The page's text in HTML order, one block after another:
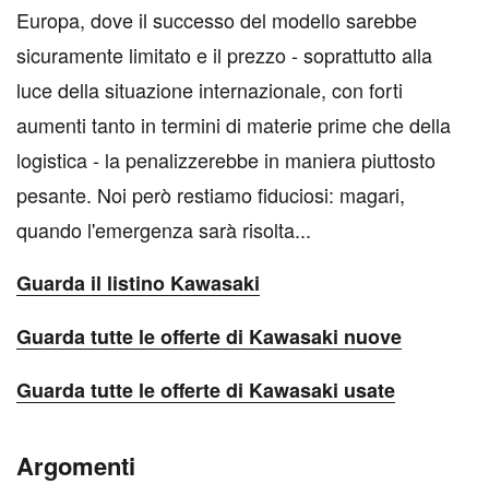
Europa, dove il successo del modello sarebbe
sicuramente limitato e il prezzo - soprattutto alla
luce della situazione internazionale, con forti
aumenti tanto in termini di materie prime che della
logistica - la penalizzerebbe in maniera piuttosto
pesante. Noi però restiamo fiduciosi: magari,
quando l'emergenza sarà risolta...
Guarda il listino Kawasaki
Guarda tutte le offerte di Kawasaki nuove
Guarda tutte le offerte di Kawasaki usate
Argomenti